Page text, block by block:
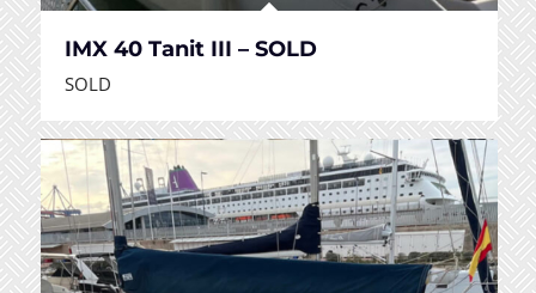
IMX 40 Tanit III – SOLD
SOLD